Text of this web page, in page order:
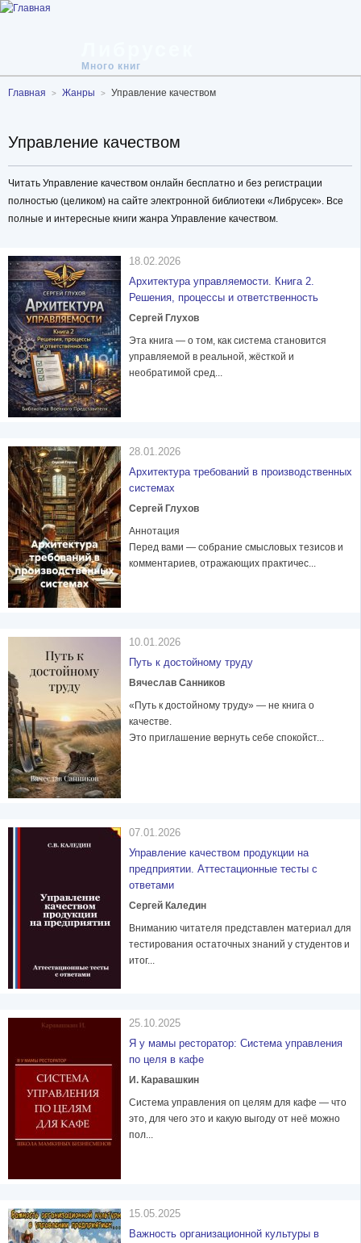
Много книг
Главная Жанры Управление качеством
Управление качеством
Читать Управление качеством онлайн бесплатно и без регистрации
полностью (целиком) на сайте электронной библиотеки «Либрусек». Все
полные и интересные книги жанра Управление качеством.
18.02.2026
Архитектура управляемости. Книга 2.
Решения, процессы и ответственность
Сергей Глухов
Эта книга — о том, как система становится
управляемой в реальной, жёсткой и
необратимой сред...
28.01.2026
Архитектура требований в производственных
системах
Сергей Глухов
Аннотация
Перед вами — собрание смысловых тезисов и
комментариев, отражающих практичес...
10.01.2026
Путь к достойному труду
Вячеслав Санников
«Путь к достойному труду» — не книга о
качестве.
Это приглашение вернуть себе спокойст...
07.01.2026
Управление качеством продукции на
предприятии. Аттестационные тесты с
ответами
Сергей Каледин
Вниманию читателя представлен материал для
тестирования остаточных знаний у студентов и
итог...
25.10.2025
Я у мамы ресторатор: Система управления
по целя в кафе
И. Каравашкин
Система управления оп целям для кафе — что
это, для чего это и какую выгоду от неё можно
пол...
15.05.2025
Важность организационной культуры в